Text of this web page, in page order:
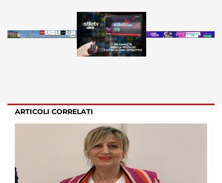
ARTICOLI CORRELATI